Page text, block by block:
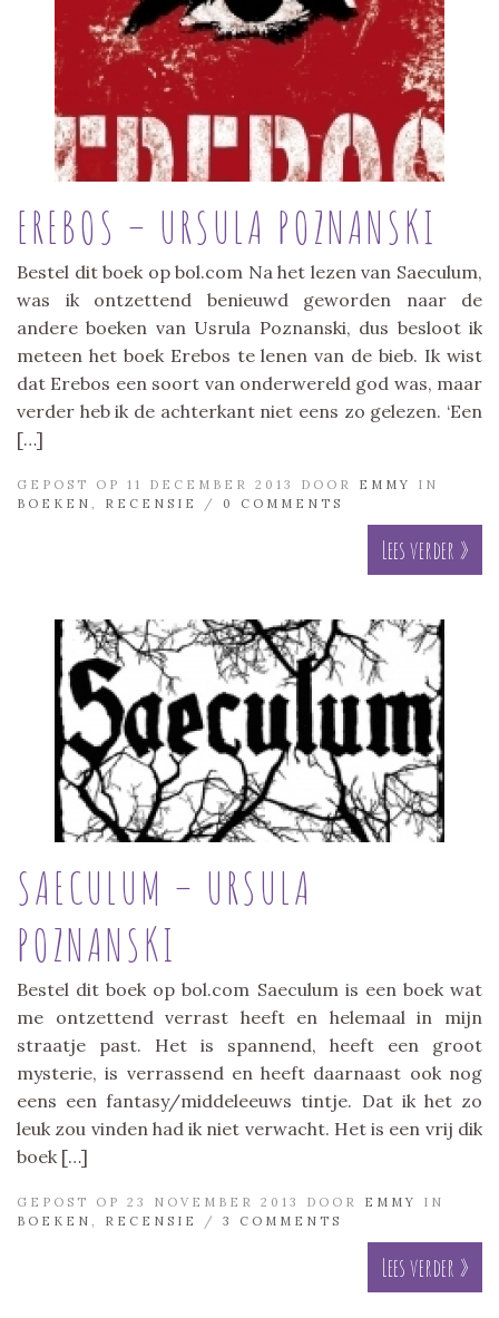
EREBOS – URSULA POZNANSKI
Bestel dit boek op bol.com Na het lezen van Saeculum,
was ik ontzettend benieuwd geworden naar de
andere boeken van Usrula Poznanski, dus besloot ik
meteen het boek Erebos te lenen van de bieb. Ik wist
dat Erebos een soort van onderwereld god was, maar
verder heb ik de achterkant niet eens zo gelezen. ‘Een
[…]
GEPOST OP 11 DECEMBER 2013 DOOR EMMY
IN
BOEKEN
RECENSIE / 0 COMMENTS
Lees verder »
SAECULUM – URSULA
POZNANSKI
Bestel dit boek op bol.com Saeculum is een boek wat
me ontzettend verrast heeft en helemaal in mijn
straatje past. Het is spannend, heeft een groot
mysterie, is verrassend en heeft daarnaast ook nog
eens een fantasy/middeleeuws tintje. Dat ik het zo
leuk zou vinden had ik niet verwacht. Het is een vrij dik
boek […]
GEPOST OP 23 NOVEMBER 2013 DOOR EMMY
IN
BOEKEN
RECENSIE / 3 COMMENTS
Lees verder »